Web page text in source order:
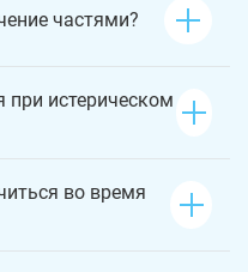
частями?
при истерическом
во время